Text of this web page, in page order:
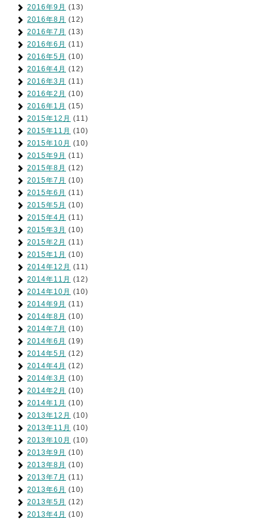
2016年9月 (13)
2016年8月 (12)
2016年7月 (13)
2016年6月 (11)
2016年5月 (10)
2016年4月 (12)
2016年3月 (11)
2016年2月 (10)
2016年1月 (15)
2015年12月 (11)
2015年11月 (10)
2015年10月 (10)
2015年9月 (11)
2015年8月 (12)
2015年7月 (10)
2015年6月 (11)
2015年5月 (10)
2015年4月 (11)
2015年3月 (10)
2015年2月 (11)
2015年1月 (10)
2014年12月 (11)
2014年11月 (12)
2014年10月 (10)
2014年9月 (11)
2014年8月 (10)
2014年7月 (10)
2014年6月 (19)
2014年5月 (12)
2014年4月 (12)
2014年3月 (10)
2014年2月 (10)
2014年1月 (10)
2013年12月 (10)
2013年11月 (10)
2013年10月 (10)
2013年9月 (10)
2013年8月 (10)
2013年7月 (11)
2013年6月 (10)
2013年5月 (12)
2013年4月 (10)